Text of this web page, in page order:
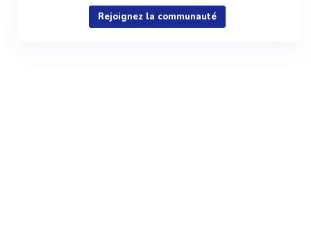
Rejoignez la communauté